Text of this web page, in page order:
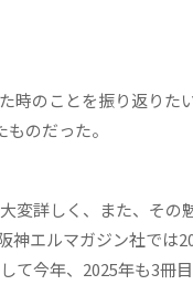
時のことを振り返りた
のだった。
変詳しく、また、その
神エルマガジン社では
今年、2025年も3冊目